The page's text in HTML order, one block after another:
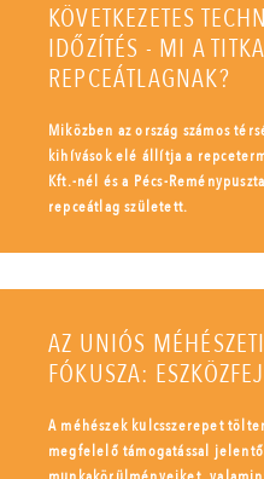
KÖVETKEZETES
IDŐZÍTÉS - MI A
REPCEÁTLAGNAK?
Miközben az ország számos
kihívások elé állítja a
Kft.-nél és a Pécs-
repceátlag született.
AZ UNIÓS
FÓKUSZA:
A méhészek kulcsszerepet
megfelelő támogatással